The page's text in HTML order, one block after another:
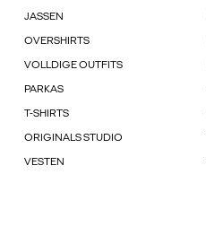
JASSEN
OVERSHIRTS
VOLLDIGE OUTFITS
PARKAS
T-SHIRTS
ORIGINALS STUDIO
VESTEN